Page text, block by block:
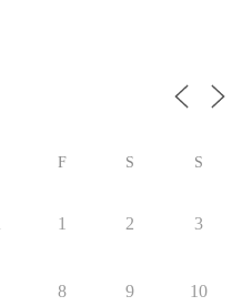
F S S
1 2 3
8 9 10